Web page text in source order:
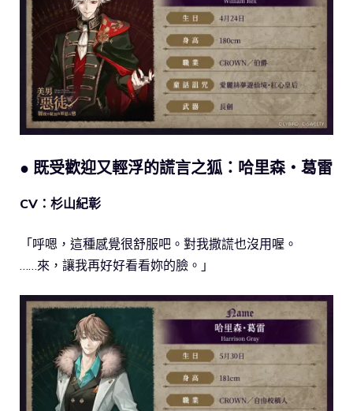
● 既受歡迎又輕浮的謊言之狐：哈里森・葛雷
CV：杉山紀彰
「呼嗯，這種感覺很舒服吧。對我撒謊也沒用喔。
……來，讓我再好好看看妳的臉。」